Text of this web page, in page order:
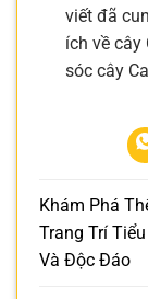
viết đã
ích về cây
sóc cây
Khám Phá
Trang Trí
Và Độc Đáo